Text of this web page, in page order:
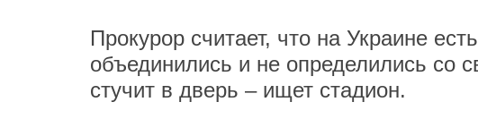
Прокурор считает, что на Украине
объединились и не определились со
стучит в дверь – ищет стадион.